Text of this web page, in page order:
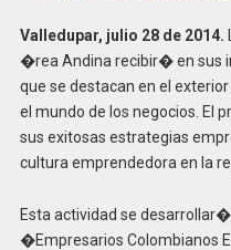
Valledupar, julio 28 de 2014.
�rea Andina recibir� en sus
que se destacan en el
el mundo de los negocios. El
sus exitosas estrategias
cultura emprendedora en la
Esta actividad se
�Empresarios Colombianos